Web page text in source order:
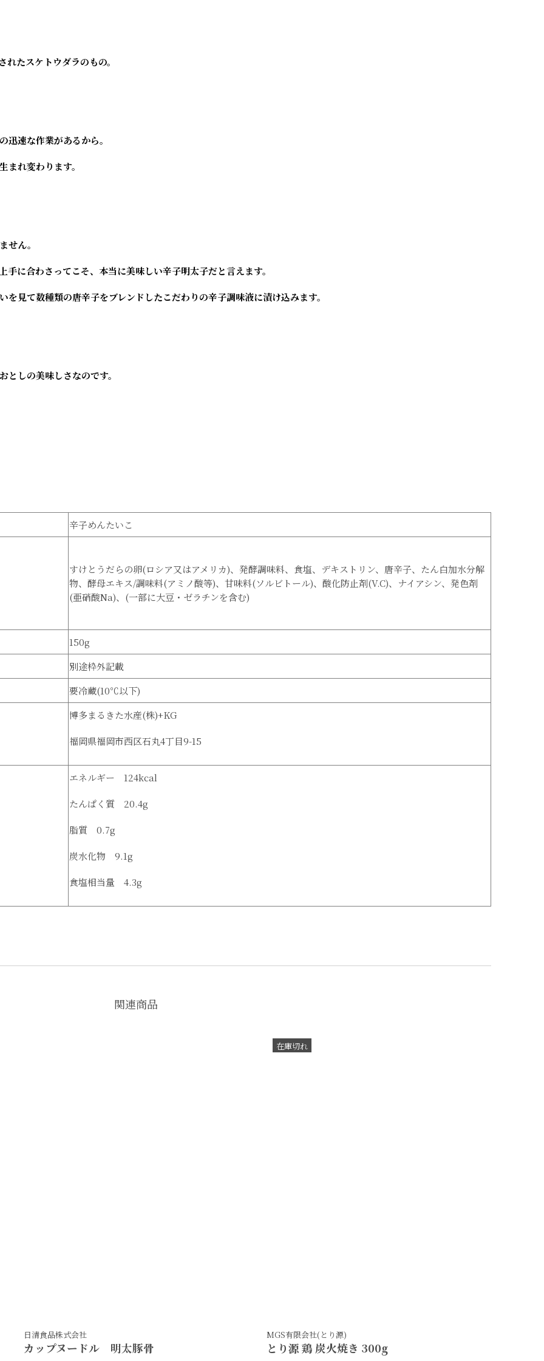
たスケトウダラのもの。
速な作業があるから。
れ変わります。
せん。
に合わさってこそ、本当に美味しい辛子明太子だと言えます。
見て数種類の唐辛子をブレンドしたこだわりの辛子調味液に漬け込みます。
しの美味しさなのです。
辛子めんたいこ
すけとうだらの卵(ロシア又はアメリカ)、発酵調味料、食塩、デキストリン、唐辛子、たん白加水分解
物、酵母エキス/調味料(アミノ酸等)、甘味料(ソルビトール)、酸化防止剤(V.C)、ナイアシン、発色剤
(亜硝酸Na)、(一部に大豆・ゼラチンを含む)
150g
別途枠外記載
要冷蔵(10℃以下)
博多まるきた水産(株)+KG
福岡県福岡市西区石丸4丁目9-15
エネルギー 124kcal
たんぱく質 20.4g
脂質 0.7g
炭水化物 9.1g
食塩相当量 4.3g
関連商品
奥野寿久商店
ふくっ子 ちくわ 10本入り
スピナ
くろがね堅パン8枚入り